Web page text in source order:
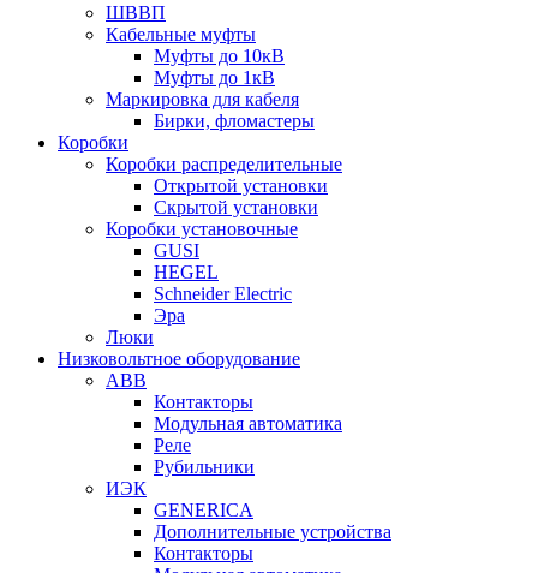
ШВВП
Кабельные муфты
Муфты до 10кВ
Муфты до 1кВ
Маркировка для кабеля
Бирки, фломастеры
Коробки
Коробки распределительные
Открытой установки
Скрытой установки
Коробки установочные
GUSI
HEGEL
Schneider Electric
Эра
Люки
Низковольтное оборудование
ABB
Контакторы
Модульная автоматика
Реле
Рубильники
ИЭК
GENERICA
Дополнительные устройства
Контакторы